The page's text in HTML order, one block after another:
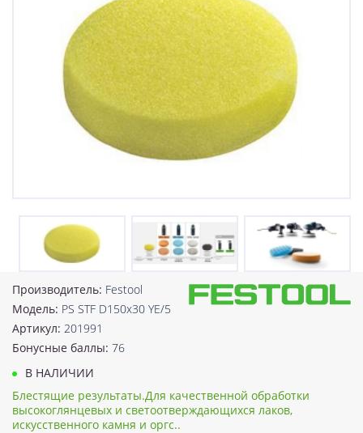
Производитель: Festool
Модель: PS STF D150x30 YE/5
Артикул: 201991
Бонусные баллы: 76
В НАЛИЧИИ
Блестящие результаты.Для качественной обработки
высокоглянцевых и светоотверждающихся лаков,
искусственного камня и оргс..